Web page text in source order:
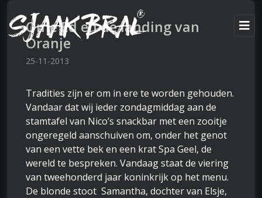
Ome Ed en de landing van
Oranje
25-11-2013
Tradities zijn er om in ere te worden gehouden.
Vandaar dat wij ieder zondagmiddag aan de
stamtafel van Nico’s snackbar met een zooitje
ongeregeld aanschuiven om, onder het genot
van een vette bek en een krat Spa Geel, de
wereld te bespreken. Vandaag staat de viering
van tweehonderd jaar koninkrijk op het menu.
De blonde stoot Samantha, dochter van Elsje,